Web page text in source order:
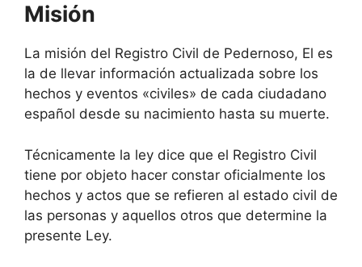
Misión
La misión del Registro Civil de Pedernoso, El es
la de llevar información actualizada sobre los
hechos y eventos «civiles» de cada ciudadano
español desde su nacimiento hasta su muerte.
Técnicamente la ley dice que el Registro Civil
tiene por objeto hacer constar oficialmente los
hechos y actos que se refieren al estado civil de
las personas y aquellos otros que determine la
presente Ley.